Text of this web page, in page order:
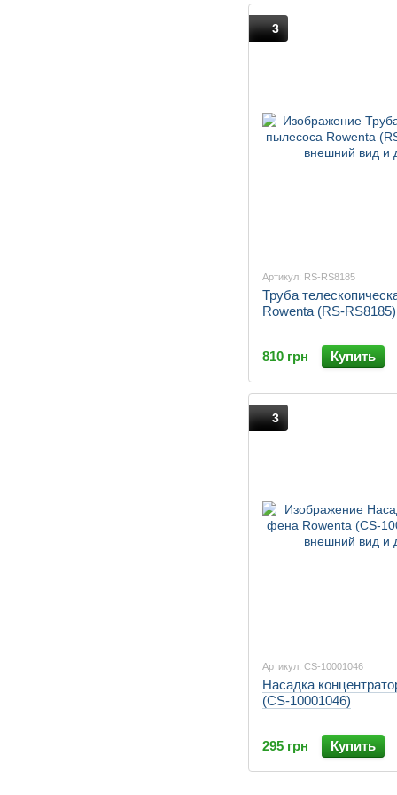
3
Артикул: RS-RS8185
Труба
Rowenta (RS-RS8185)
810 грн Купить
3
Артикул: CS-10001046
Насадка
(CS-10001046)
295 грн Купить